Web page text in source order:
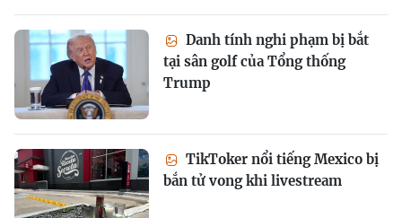
Danh tính nghi phạm bị bắt
tại sân golf của Tổng thống
Trump
TikToker nổi tiếng Mexico bị
bắn tử vong khi livestream